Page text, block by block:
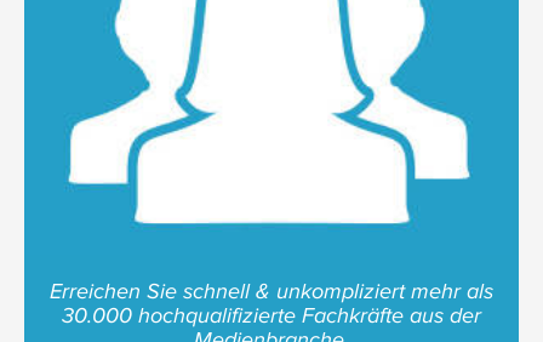
Erreichen Sie schnell & unkompliziert mehr als
30.000 hochqualifizierte Fachkräfte aus der